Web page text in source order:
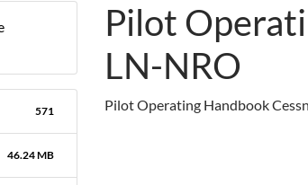
571
46.24 MB
Pilot
LN-NRO
Pilot Operating Handbook